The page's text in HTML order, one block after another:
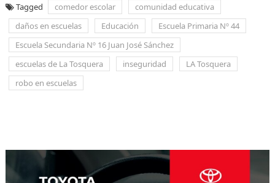
Tagged comedor escolar
comunidad educativa
daños en escuelas
Educación
Escuela Primaria Nº 44
Escuela Secundaria Nº 16 Juan José Sánchez
escuelas de La Tosquera
inseguridad
LA Tosquera
robo en escuelas
entradas